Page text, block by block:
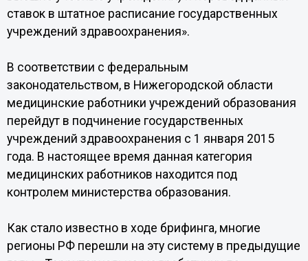
ставок в штатное расписание государственных
учреждений здравоохранения».
В соответствии с федеральным
законодательством, в Нижегородской области
медицинские работники учреждений образования
перейдут в подчинение государственных
учреждений здравоохранения с 1 января 2015
года. В настоящее время данная категория
медицинских работников находится под
контролем министерства образования.
Как стало известно в ходе брифинга, многие
регионы РФ перешли на эту систему в предыдущие